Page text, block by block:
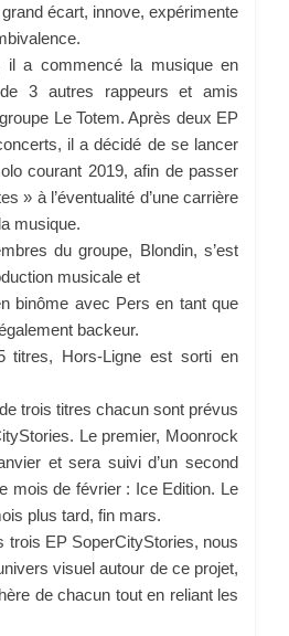
écart, innove, expérimente
il a commencé la musique en
3 autres rappeurs et amis
Le Totem. Après deux EP
il a décidé de se lancer
courant 2019, afin de passer
» à l’éventualité d’une carrière
musique.
du groupe, Blondin, s’est
musicale et
binôme avec Pers en tant que
backeur.
titres, Hors-Ligne est sorti en
trois titres chacun sont prévus
Le premier, Moonrock
et sera suivi d’un second
mois de février : Ice Edition. Le
plus tard, fin mars.
trois EP SoperCityStories, nous
visuel autour de ce projet,
de chacun tout en reliant les